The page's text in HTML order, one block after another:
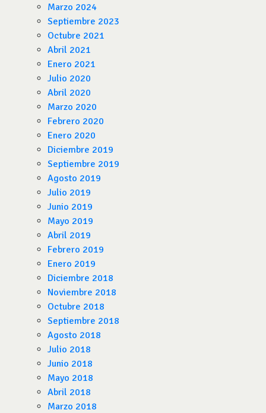
Marzo 2024
Septiembre 2023
Octubre 2021
Abril 2021
Enero 2021
Julio 2020
Abril 2020
Marzo 2020
Febrero 2020
Enero 2020
Diciembre 2019
Septiembre 2019
Agosto 2019
Julio 2019
Junio 2019
Mayo 2019
Abril 2019
Febrero 2019
Enero 2019
Diciembre 2018
Noviembre 2018
Octubre 2018
Septiembre 2018
Agosto 2018
Julio 2018
Junio 2018
Mayo 2018
Abril 2018
Marzo 2018